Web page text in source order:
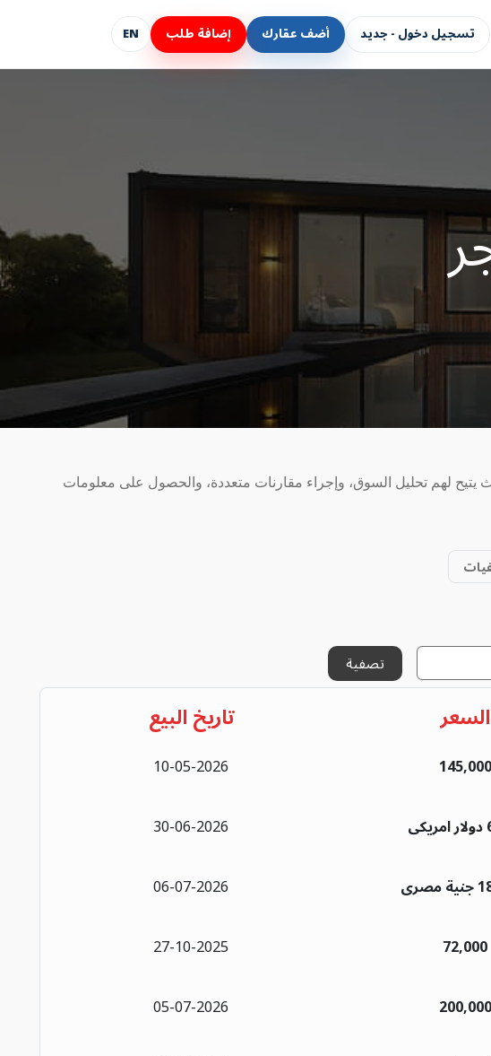
تسجيل دخول - جديد أضف عقارك إضافة طلب EN
لهم تحليل السوق، وإجراء مقارنات متعددة، والحصول على معلومات
تصفية
السعر تاريخ البيع
145,000
10-05-2026
30-06-2026
06-07-2026
72,000
27-10-2025
200,000
05-07-2026